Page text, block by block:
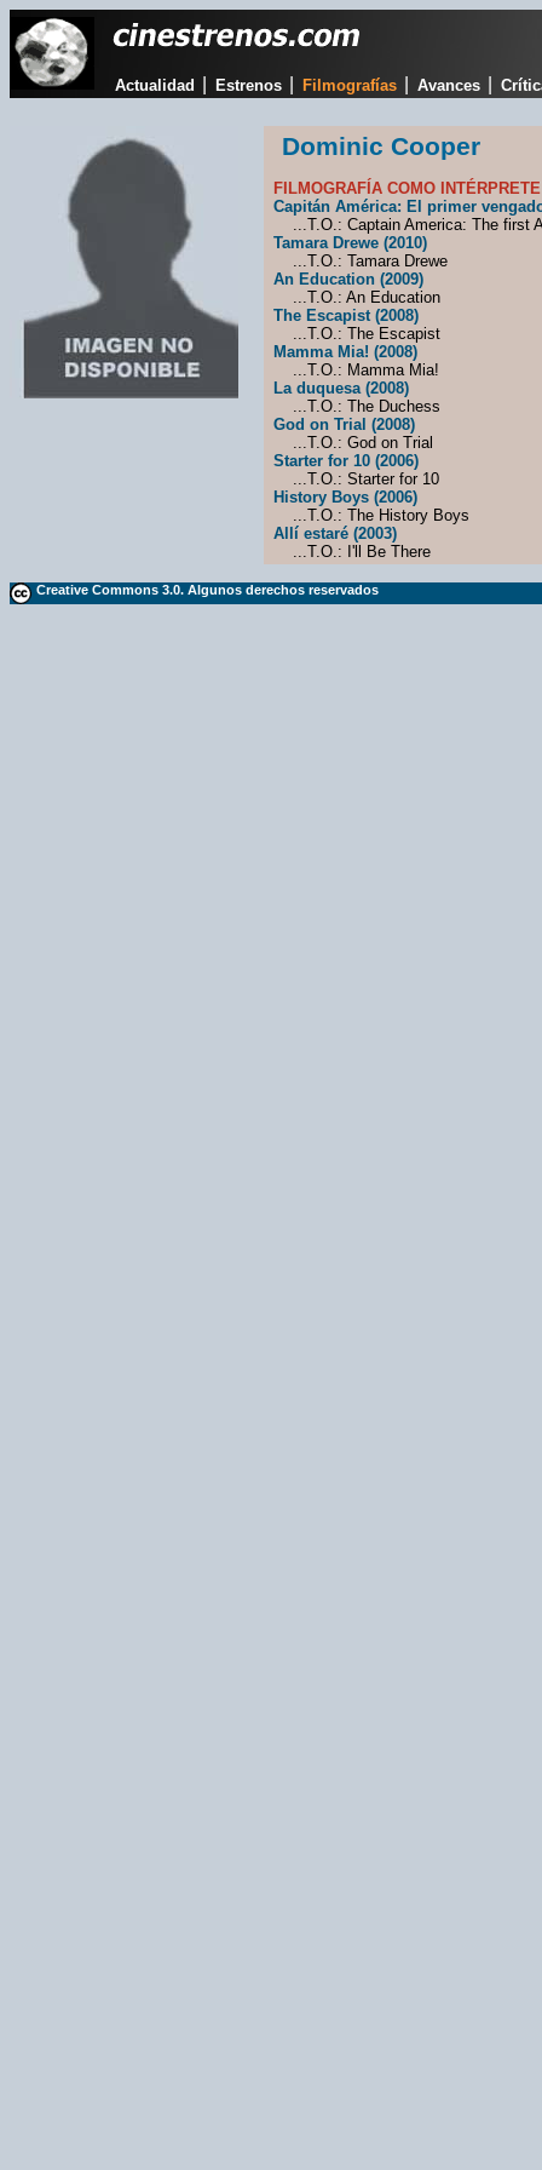
Actualidad Estrenos Filmografías Avances
Dominic Cooper
FILMOGRAFÍA COMO
Capitán América: El primer
...T.O.: Captain America: The first
Tamara Drewe (2010)
...T.O.: Tamara Drewe
An Education (2009)
...T.O.: An Education
The Escapist (2008)
...T.O.: The Escapist
Mamma Mia! (2008)
...T.O.: Mamma Mia!
La duquesa (2008)
...T.O.: The Duchess
God on Trial (2008)
...T.O.: God on Trial
Starter for 10 (2006)
...T.O.: Starter for 10
History Boys (2006)
...T.O.: The History Boys
Allí estaré (2003)
...T.O.: I'll Be There
Creative Commons 3.0. Algunos derechos reservados